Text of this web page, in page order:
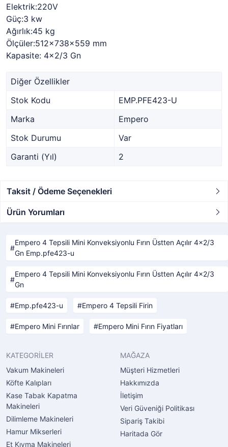
Elektrik:220V
Güç:3 kw
Ağırlık:45 kg
Ölçüler:512x738x559 mm
Kapasite: 4x2/3 Gn
Diğer Özellikler
Stok Kodu
EMP.PFE423-U
Marka
Empero
Stok Durumu
Var
Garanti (Yıl)
2
Taksit / Ödeme Seçenekleri
Ürün Yorumları
Empero 4 Tepsili Mini Konveksiyonlu Fırın Üstten Açılır 4x2/3
Gn Emp.pfe423-u
Empero 4 Tepsili Mini Konveksiyonlu Fırın Üstten Açılır 4x2/3
Gn
Emp.pfe423-u Empero 4 Tepsili Firin
Empero Mini Fırınlar Empero Mini Fırın Fiyatları
KATEGORİLER
Vakum Makineleri
Köfte Kalıpları
Kase Tabak Kapatma
Makineleri
Dilimleme Makineleri
Hamur Mikserleri
Et Kıyma Makineleri
MAĞAZA
Müşteri Hizmetleri
Hakkımızda
İletişim
Veri Güveniği Politikası
Sipariş Takibi
Haritada Gör